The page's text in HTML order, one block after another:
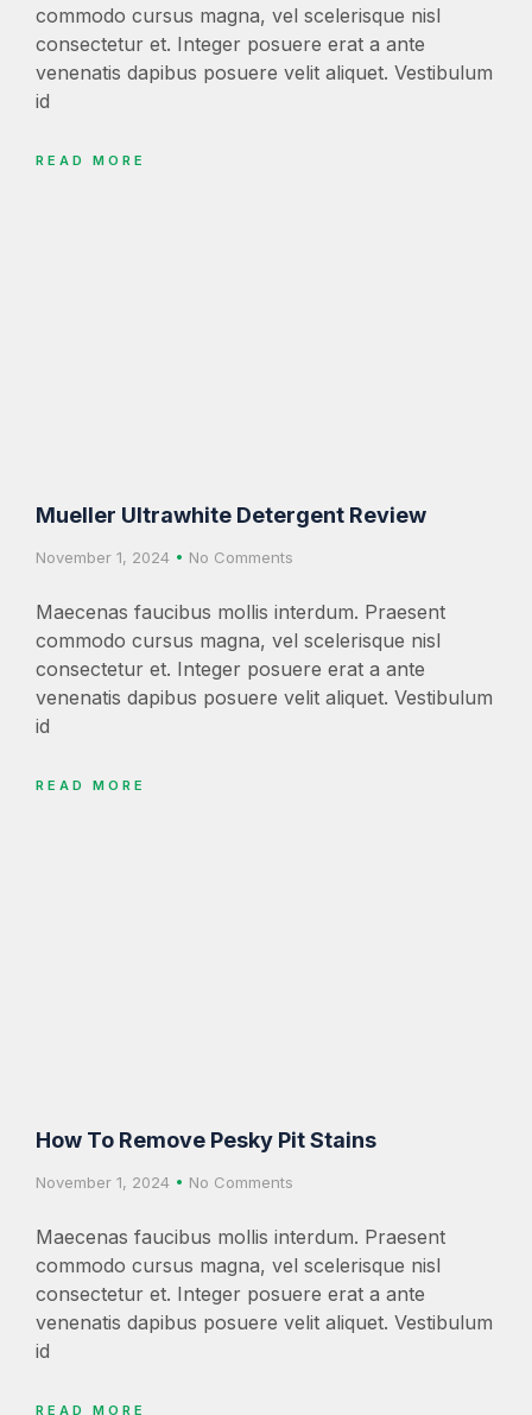
commodo cursus magna, vel scelerisque nisl
consectetur et. Integer posuere erat a ante
venenatis dapibus posuere velit aliquet. Vestibulum
id
READ MORE
Mueller Ultrawhite Detergent Review
November 1, 2024 No Comments
Maecenas faucibus mollis interdum. Praesent
commodo cursus magna, vel scelerisque nisl
consectetur et. Integer posuere erat a ante
venenatis dapibus posuere velit aliquet. Vestibulum
id
READ MORE
How To Remove Pesky Pit Stains
November 1, 2024 No Comments
Maecenas faucibus mollis interdum. Praesent
commodo cursus magna, vel scelerisque nisl
consectetur et. Integer posuere erat a ante
venenatis dapibus posuere velit aliquet. Vestibulum
id
READ MORE